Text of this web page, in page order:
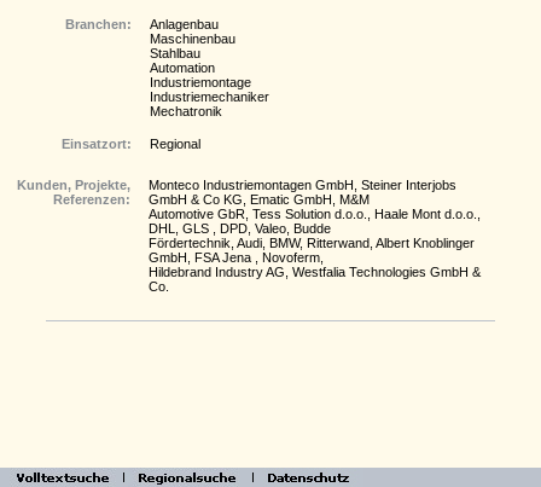
Branchen:
Anlagenbau
Maschinenbau
Stahlbau
Automation
Industriemontage
Industriemechaniker
Mechatronik
Einsatzort: Regional
Kunden, Projekte,
Referenzen:
Monteco Industriemontagen GmbH, Steiner Interjobs
GmbH & Co KG, Ematic GmbH, M&M
Automotive GbR, Tess Solution d.o.o., Haale Mont d.o.o.,
DHL, GLS , DPD, Valeo, Budde
Fördertechnik, Audi, BMW, Ritterwand, Albert Knoblinger
GmbH, FSA Jena , Novoferm,
Hildebrand Industry AG, Westfalia Technologies GmbH &
Co.